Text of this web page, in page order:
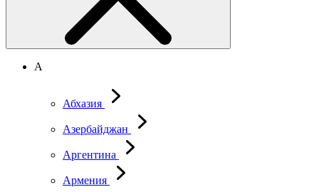
А
Абхазия
Азербайджан
Аргентина
Армения